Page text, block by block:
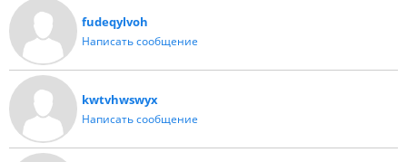
fudeqylvoh
Написать сообщение
kwtvhwswyx
Написать сообщение